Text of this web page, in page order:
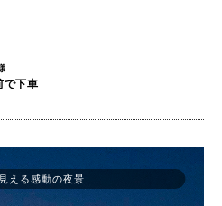
で下車
える感動の夜景